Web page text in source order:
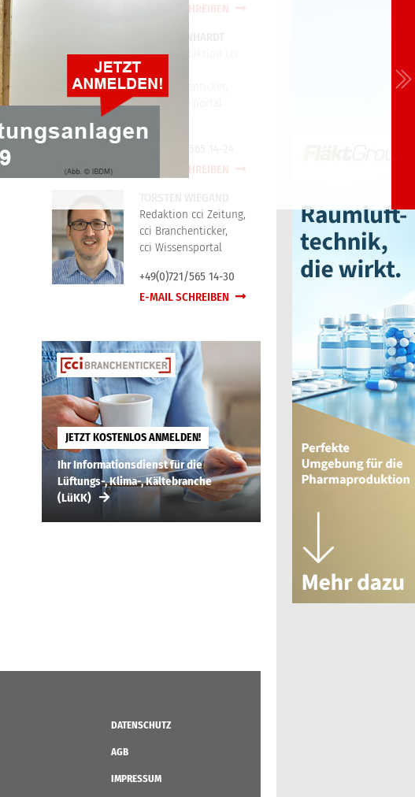
E-MAIL SCHREIBEN
Technikredaktion cci
Zeitung,
cci Branchenticker,
cci Wissensportal
E-MAIL SCHREIBEN
Redaktion cci Zeitung,
cci Branchenticker,
cci Wissensportal
+49(0)721/565 14-30
E-MAIL SCHREIBEN
JETZT KOSTENLOS ANMELDEN!
Ihr Informationsdienst für die
Lüftungs-, Klima-, Kältebranche
(LüKK)
DATENSCHUTZ
AGB
IMPRESSUM